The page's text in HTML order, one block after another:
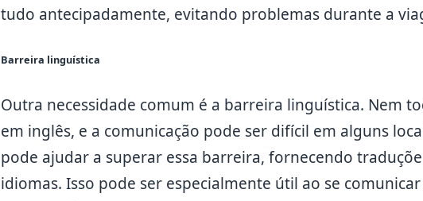
tudo antecipadamente, evitando problemas durante a
Barreira linguística
Outra necessidade comum é a barreira linguística. Nem
em inglês, e a comunicação pode ser difícil em alguns
pode ajudar a superar essa barreira, fornecendo
idiomas. Isso pode ser especialmente útil ao se